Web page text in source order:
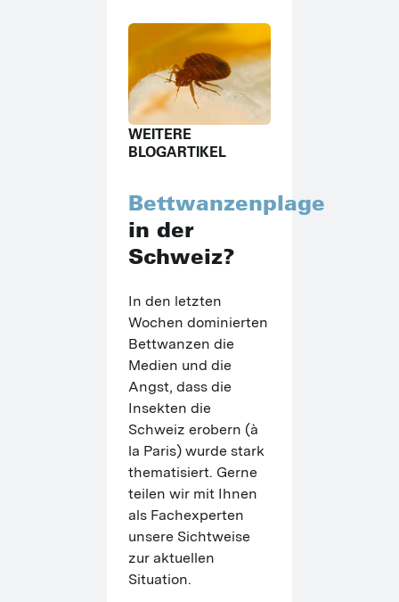
WEITERE
BLOGARTIKEL
Bettwanzenplage
in der
Schweiz?
In den letzten
Wochen dominierten
Bettwanzen die
Medien und die
Angst, dass die
Insekten die
Schweiz erobern (à
la Paris) wurde stark
thematisiert. Gerne
teilen wir mit Ihnen
als Fachexperten
unsere Sichtweise
zur aktuellen
Situation.